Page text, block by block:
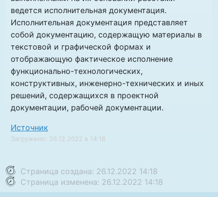
ведется исполнительная документация.
Исполнительная документация представляет
собой документацию, содержащую материалы в
текстовой и графической формах и
отображающую фактическое исполнение
функционально-технологических,
конструктивных, инженерно-технических и иных
решений, содержащихся в проектной
документации, рабочей документации.
Источник
Загружено: 26.12.2022 в 14:18
Страница создана: 26.12.2022 14:18
Страница изменена: 26.12.2022 14:18